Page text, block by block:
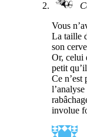
Vous
La taille
son
Or, celui
petit
Ce n’est
involue